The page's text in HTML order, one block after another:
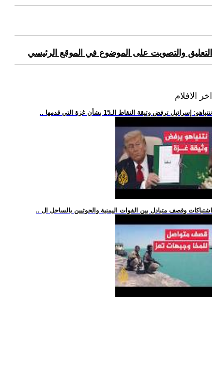
التعليق والتصويت على الموضوع في الموقع الرئيسي
اخر الافلام
.. نتنياهو: إسرائيل ترفض وثيقة النقاط الـ15 بشأن غزة التي قدمها
.. اشتباكات وقصف متبادل بين القوات اليمنية والحوثيين بالساحل ال